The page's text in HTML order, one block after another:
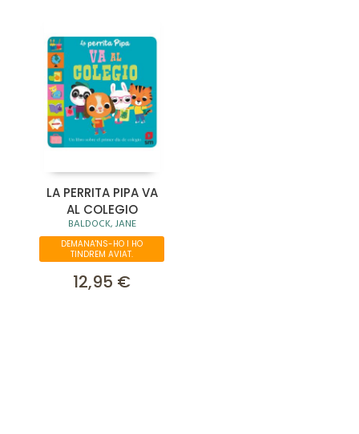
LA PERRITA PIPA VA
AL COLEGIO
BALDOCK, JANE
DEMANA'NS-HO I HO
TINDREM AVIAT.
12,95 €